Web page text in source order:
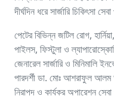
দীর্ঘদিন ধরে সার্জারি চিকিৎসা
পেটের বিভিন্ন জটিল রোগ,
পাইলস, ফিস্টুলা ও
জেনারেল সার্জারি ও মিনিমালি
পারদর্শী ডা. মোঃ আশরাফুল আলম
নিরাপদ ও কার্যকর অপারেশন